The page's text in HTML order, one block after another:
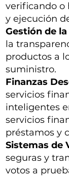
verificando o
y ejecución
Gestión de
la
productos a
suministro.
Finanzas
servicios
inteligentes
servicios
préstamos y
Sistemas de
seguras y
votos a